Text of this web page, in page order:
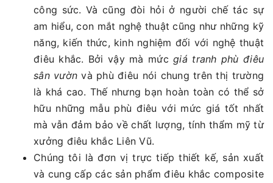
công sức. Và cũng đòi hỏi ở người chế tác sự
am hiểu, con mắt nghệ thuật cũng như những kỹ
năng, kiến thức, kinh nghiệm đối với nghệ thuật
điêu khắc. Bởi vậy mà mứcgiá tranh phù điêu
sân vườn và phù điêu nói chung trên thị trường
là khá cao. Thế nhưng bạn hoàn toàn có thể sở
hữu những mẫu phù điêu với mức giá tốt nhất
mà vẫn đảm bảo về chất lượng, tính thẩm mỹ từ
xưởng điêu khắc Liên Vũ.
Chúng tôi là đơn vị trực tiếp thiết kế, sản xuất
và cung cấp các sản phẩm điêu khắc composite